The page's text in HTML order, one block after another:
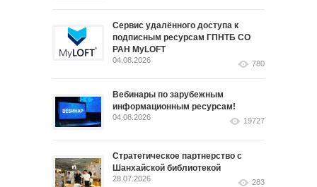
Сервис удалённого доступа к
подписным ресурсам ГПНТБ СО
РАН MyLOFT
04.08.2026 780
Вебинары по зарубежным
информационным ресурсам!
04.08.2026 19727
Стратегическое партнерство с
Шанхайской библиотекой
28.07.2026 283